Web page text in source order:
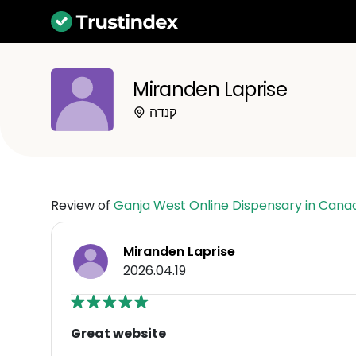
Miranden Laprise
קנדה
Review of Ganja West Online Dispensary in
Miranden Laprise
2026.04.19
Great website